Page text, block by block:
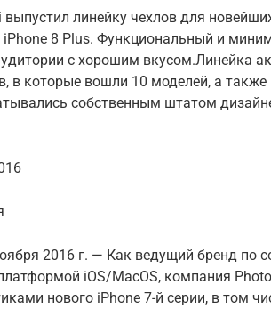
выпустил линейку чехлов для
iPhone 8 Plus. Функциональный и
с хорошим вкусом.Линейка
в которые вошли 10 моделей, а
собственным штатом
2016 г. — Как ведущий бренд по
iOS/MacOS, компания
нового iPhone 7-й серии, в том